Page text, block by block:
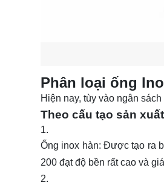
Phân loại ống
Hiện nay, tùy vào ngân
Theo cấu tạo sản xuất
Ống inox hàn: Được tạo ra
200 đạt độ bền rất cao và